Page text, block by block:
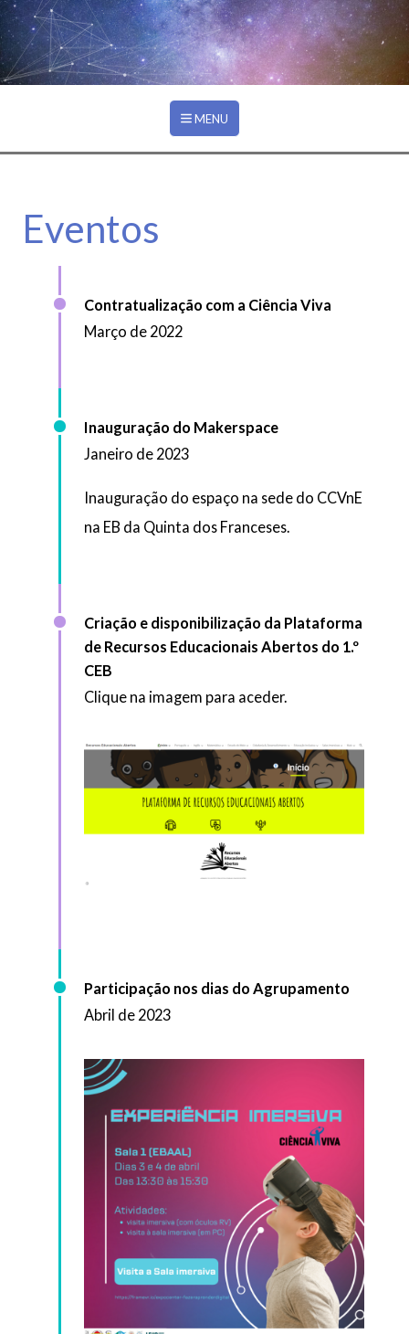
Ir para o conteúdo principal
EVENTOS
MENU
Eventos
Contratualização com a Ciência Viva
Março de 2022
Inauguração do Makerspace
Janeiro de 2023
Inauguração do espaço na sede do CCVnE
na EB da Quinta dos Franceses.
Criação e disponibilização da Plataforma
de Recursos Educacionais Abertos do 1.º
CEB
Clique na imagem para aceder.
Participação nos dias do Agrupamento
Abril de 2023